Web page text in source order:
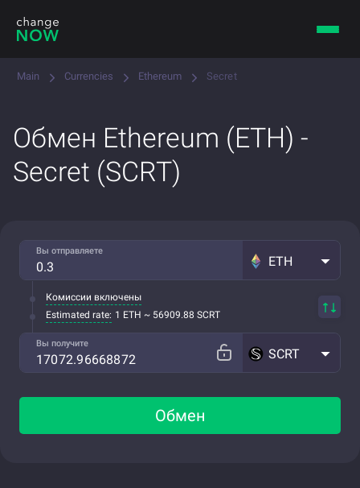
Main Currencies Ethereum Secret
Обмен Ethereum (ETH) -
Secret (SCRT)
Вы отправляете
ETH
Комиссии включены
Estimated rate: 1 ETH ~ 56909.88 SCRT
Вы получите
SCRT
Обмен